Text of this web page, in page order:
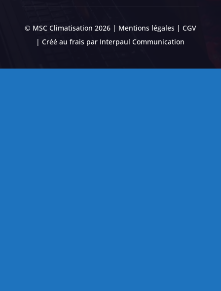
© MSC Climatisation 2026 | Mentions légales| CGV
| Créé au frais par Interpaul Communication